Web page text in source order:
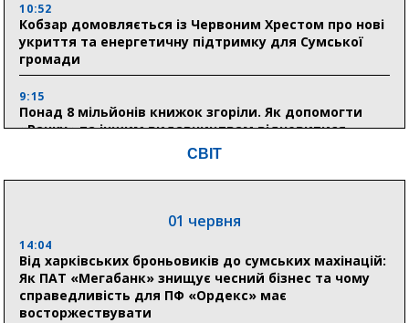
10:52
Кобзар домовляється із Червоним Хрестом про нові
укриття та енергетичну підтримку для Сумської
громади
9:15
Понад 8 мільйонів книжок згоріли. Як допомогти
«Ранку» та іншим видавництвам відновитися
04 серпня
Пенсійний фонд Сумщини спрямував 0,2 млрд грн
на пенсії, страхові виплати та підтримку
прифронтових громад
СВІТ
01 червня
14:04
Від харківських броньовиків до сумських махінацій:
Як ПАТ «Мегабанк» знищує чесний бізнес та чому
справедливість для ПФ «Ордекс» має
восторжествувати